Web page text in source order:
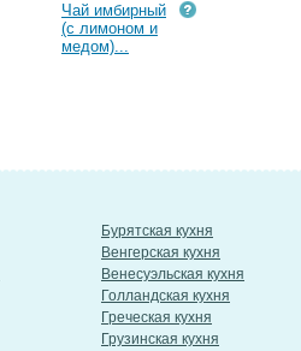
Чай имбирный
(с лимоном и
медом)...
Бурятская кухня
Венгерская кухня
Венесуэльская кухня
Голландская кухня
Греческая кухня
Грузинская кухня